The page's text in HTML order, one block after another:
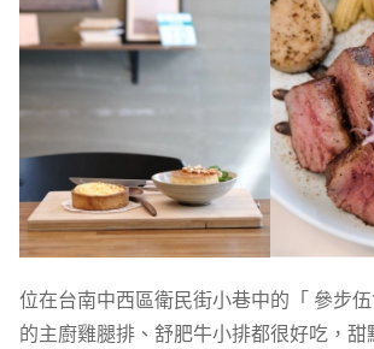
位在台南中西區衛民街小巷中的「 參步
的主廚雞腿排、舒肥牛小排都很好吃，